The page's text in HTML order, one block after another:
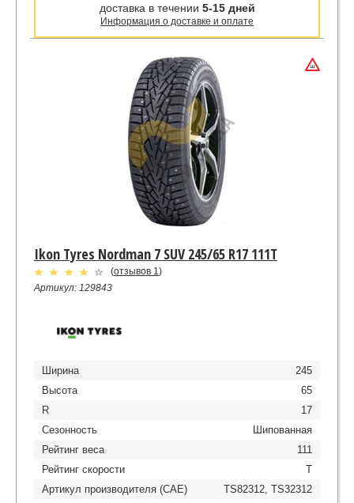
доставка в течении 5-15 дней
Информация о доставке и оплате
Ikon Tyres Nordman 7 SUV 245/65 R17 111T
(отзывов 1)
Артикул: 129843
Ширина
245
Высота
65
R
17
Сезонность
Шипованная
Рейтинг веса
111
Рейтинг скорости
T
Артикул производителя (CAE)
TS82312, TS32312